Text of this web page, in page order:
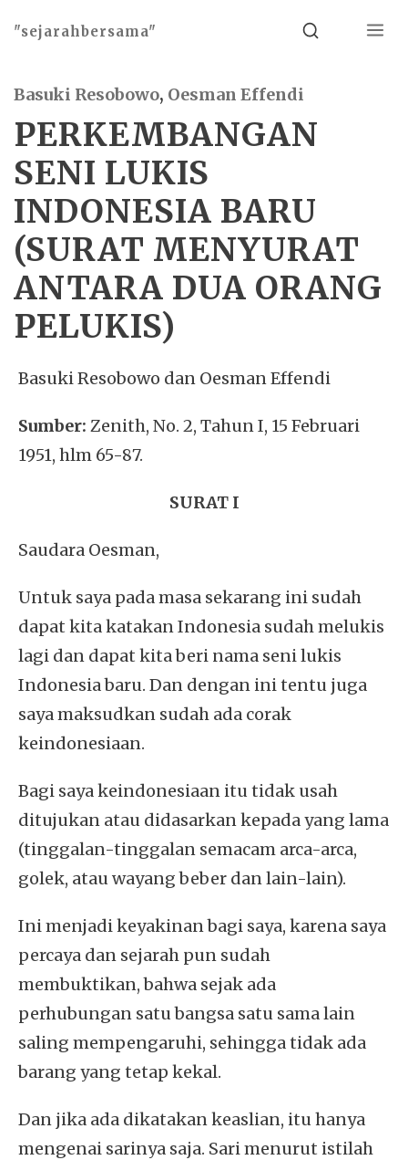
"sejarahbersama" Search Menu
Basuki Resobowo, Oesman Effendi
PERKEMBANGAN
SENI LUKIS
INDONESIA BARU
(SURAT MENYURAT
ANTARA DUA ORANG
PELUKIS)
Basuki Resobowo dan Oesman Effendi
Sumber: Zenith, No. 2, Tahun I, 15 Februari
1951, hlm 65-87.
SURAT I
Saudara Oesman,
Untuk saya pada masa sekarang ini sudah
dapat kita katakan Indonesia sudah melukis
lagi dan dapat kita beri nama seni lukis
Indonesia baru. Dan dengan ini tentu juga
saya maksudkan sudah ada corak
keindonesiaan.
Bagi saya keindonesiaan itu tidak usah
ditujukan atau didasarkan kepada yang lama
(tinggalan-tinggalan semacam arca-arca,
golek, atau wayang beber dan lain-lain).
Ini menjadi keyakinan bagi saya, karena saya
percaya dan sejarah pun sudah
membuktikan, bahwa sejak ada
perhubungan satu bangsa satu sama lain
saling mempengaruhi, sehingga tidak ada
barang yang tetap kekal.
Dan jika ada dikatakan keaslian, itu hanya
mengenai sarinya saja. Sari menurut istilah